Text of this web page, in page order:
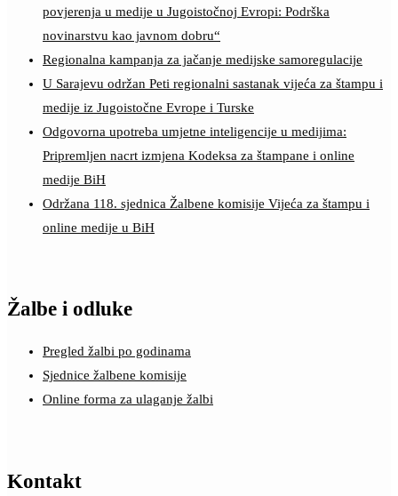
povjerenja u medije u Jugoistočnoj Evropi: Podrška
novinarstvu kao javnom dobru“
Regionalna kampanja za jačanje medijske samoregulacije
U Sarajevu održan Peti regionalni sastanak vijeća za štampu i
medije iz Jugoistočne Evrope i Turske
Odgovorna upotreba umjetne inteligencije u medijima:
Pripremljen nacrt izmjena Kodeksa za štampane i online
medije BiH
Održana 118. sjednica Žalbene komisije Vijeća za štampu i
online medije u BiH
Žalbe i odluke
Pregled žalbi po godinama
Sjednice žalbene komisije
Online forma za ulaganje žalbi
Kontakt